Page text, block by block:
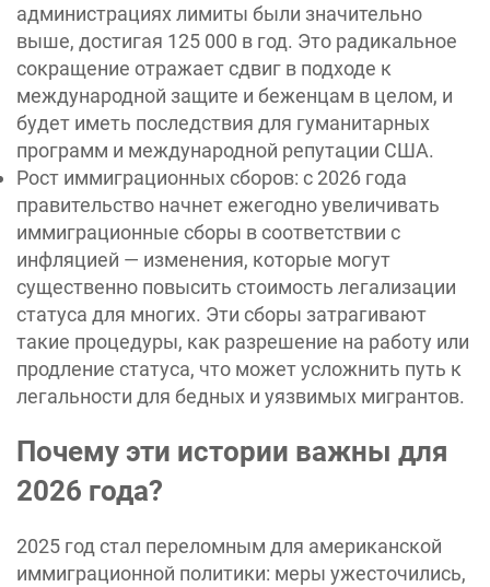
администрациях лимиты были значительно
выше, достигая 125 000 в год. Это радикальное
сокращение отражает сдвиг в подходе к
международной защите и беженцам в целом, и
будет иметь последствия для гуманитарных
программ и международной репутации США.
Рост иммиграционных сборов: с 2026 года
правительство начнет ежегодно увеличивать
иммиграционные сборы в соответствии с
инфляцией — изменения, которые могут
существенно повысить стоимость легализации
статуса для многих. Эти сборы затрагивают
такие процедуры, как разрешение на работу или
продление статуса, что может усложнить путь к
легальности для бедных и уязвимых мигрантов.
Почему эти истории важны для
2026 года?
2025 год стал переломным для американской
иммиграционной политики: меры ужесточились,